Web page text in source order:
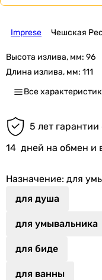
Imprese Чешская
Высота излива, мм: 96
Длина излива, мм: 111
Все
5 лет
14 дней на обмен и
Назначение: для
для душа
для умывальника
для биде
для ванны